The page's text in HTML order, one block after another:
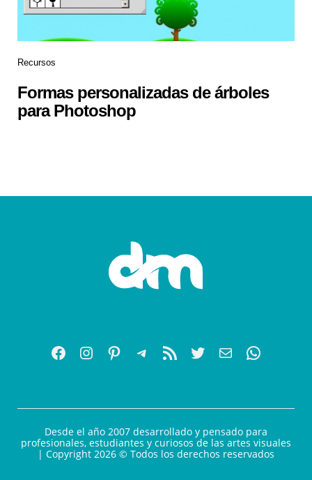
Recursos
Formas personalizadas de árboles
para Photoshop
Desde el año 2007 desarrollado y pensado para
profesionales, estudiantes y curiosos de las artes visuales
| Copyright 2026 © Todos los derechos reservados